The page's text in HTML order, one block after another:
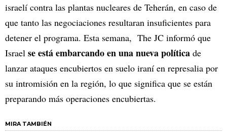
israelí contra las plantas nucleares de Teherán, en caso de
que tanto las negociaciones resultaran insuficientes para
detener el programa. Esta semana, The JC informó que
Israel se está embarcando en una nueva política de
lanzar ataques encubiertos en suelo iraní en represalia por
su intromisión en la región, lo que significa que se están
preparando más operaciones encubiertas.
MIRA TAMBIÉN